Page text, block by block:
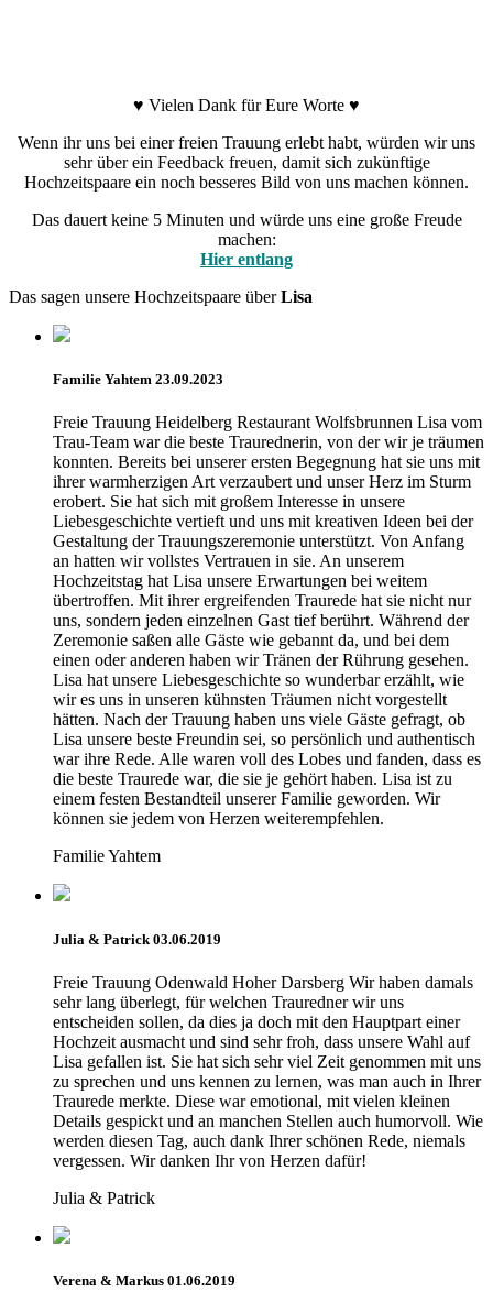
♥ Vielen Dank für Eure Worte ♥
Wenn ihr uns bei einer freien Trauung erlebt habt, würden wir uns
sehr über ein Feedback freuen, damit sich zukünftige
Hochzeitspaare ein noch besseres Bild von uns machen können.
Das dauert keine 5 Minuten und würde uns eine große Freude
machen:
Hier entlang
Das sagen unsere Hochzeitspaare überLisa
Familie Yahtem 23.09.2023
Freie Trauung Heidelberg Restaurant Wolfsbrunnen Lisa vom
Trau-Team war die beste Traurednerin, von der wir je träumen
konnten. Bereits bei unserer ersten Begegnung hat sie uns mit
ihrer warmherzigen Art verzaubert und unser Herz im Sturm
erobert. Sie hat sich mit großem Interesse in unsere
Liebesgeschichte vertieft und uns mit kreativen Ideen bei der
Gestaltung der Trauungszeremonie unterstützt. Von Anfang
an hatten wir vollstes Vertrauen in sie. An unserem
Hochzeitstag hat Lisa unsere Erwartungen bei weitem
übertroffen. Mit ihrer ergreifenden Traurede hat sie nicht nur
uns, sondern jeden einzelnen Gast tief berührt. Während der
Zeremonie saßen alle Gäste wie gebannt da, und bei dem
einen oder anderen haben wir Tränen der Rührung gesehen.
Lisa hat unsere Liebesgeschichte so wunderbar erzählt, wie
wir es uns in unseren kühnsten Träumen nicht vorgestellt
hätten. Nach der Trauung haben uns viele Gäste gefragt, ob
Lisa unsere beste Freundin sei, so persönlich und authentisch
war ihre Rede. Alle waren voll des Lobes und fanden, dass es
die beste Traurede war, die sie je gehört haben. Lisa ist zu
einem festen Bestandteil unserer Familie geworden. Wir
können sie jedem von Herzen weiterempfehlen.
Familie Yahtem
Julia & Patrick 03.06.2019
Freie Trauung Odenwald Hoher Darsberg Wir haben damals
sehr lang überlegt, für welchen Trauredner wir uns
entscheiden sollen, da dies ja doch mit den Hauptpart einer
Hochzeit ausmacht und sind sehr froh, dass unsere Wahl auf
Lisa gefallen ist. Sie hat sich sehr viel Zeit genommen mit uns
zu sprechen und uns kennen zu lernen, was man auch in Ihrer
Traurede merkte. Diese war emotional, mit vielen kleinen
Details gespickt und an manchen Stellen auch humorvoll. Wie
werden diesen Tag, auch dank Ihrer schönen Rede, niemals
vergessen. Wir danken Ihr von Herzen dafür!
Julia & Patrick
Verena & Markus 01.06.2019